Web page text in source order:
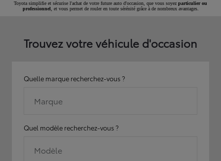
Toyota simplifie et sécurise l'achat de votre future auto d'occasion, que vous soyez particulier ou
professionnel , et vous permet de rouler en toute sérénité grâce à de nombreux avantages.
Trouvez votre véhicule d'occasion
Quelle marque recherchez-vous ?
Marque
Quel modèle recherchez-vous ?
Modèle